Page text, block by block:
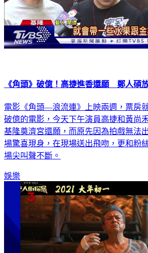
《角頭》破億！高捷進香還願 鄭人碩
電影《角頭—浪流連》上映兩週，票房
破億的電影，今天下午演員高捷和黃尚
基隆奠濟宮還願，而原先因為拍戲無法
場驚喜現身，在現場送出飛吻，更和粉
場尖叫聲不斷。
娛樂